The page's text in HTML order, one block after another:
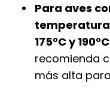
Para aves
175°C y 190°C
recomienda
más alta